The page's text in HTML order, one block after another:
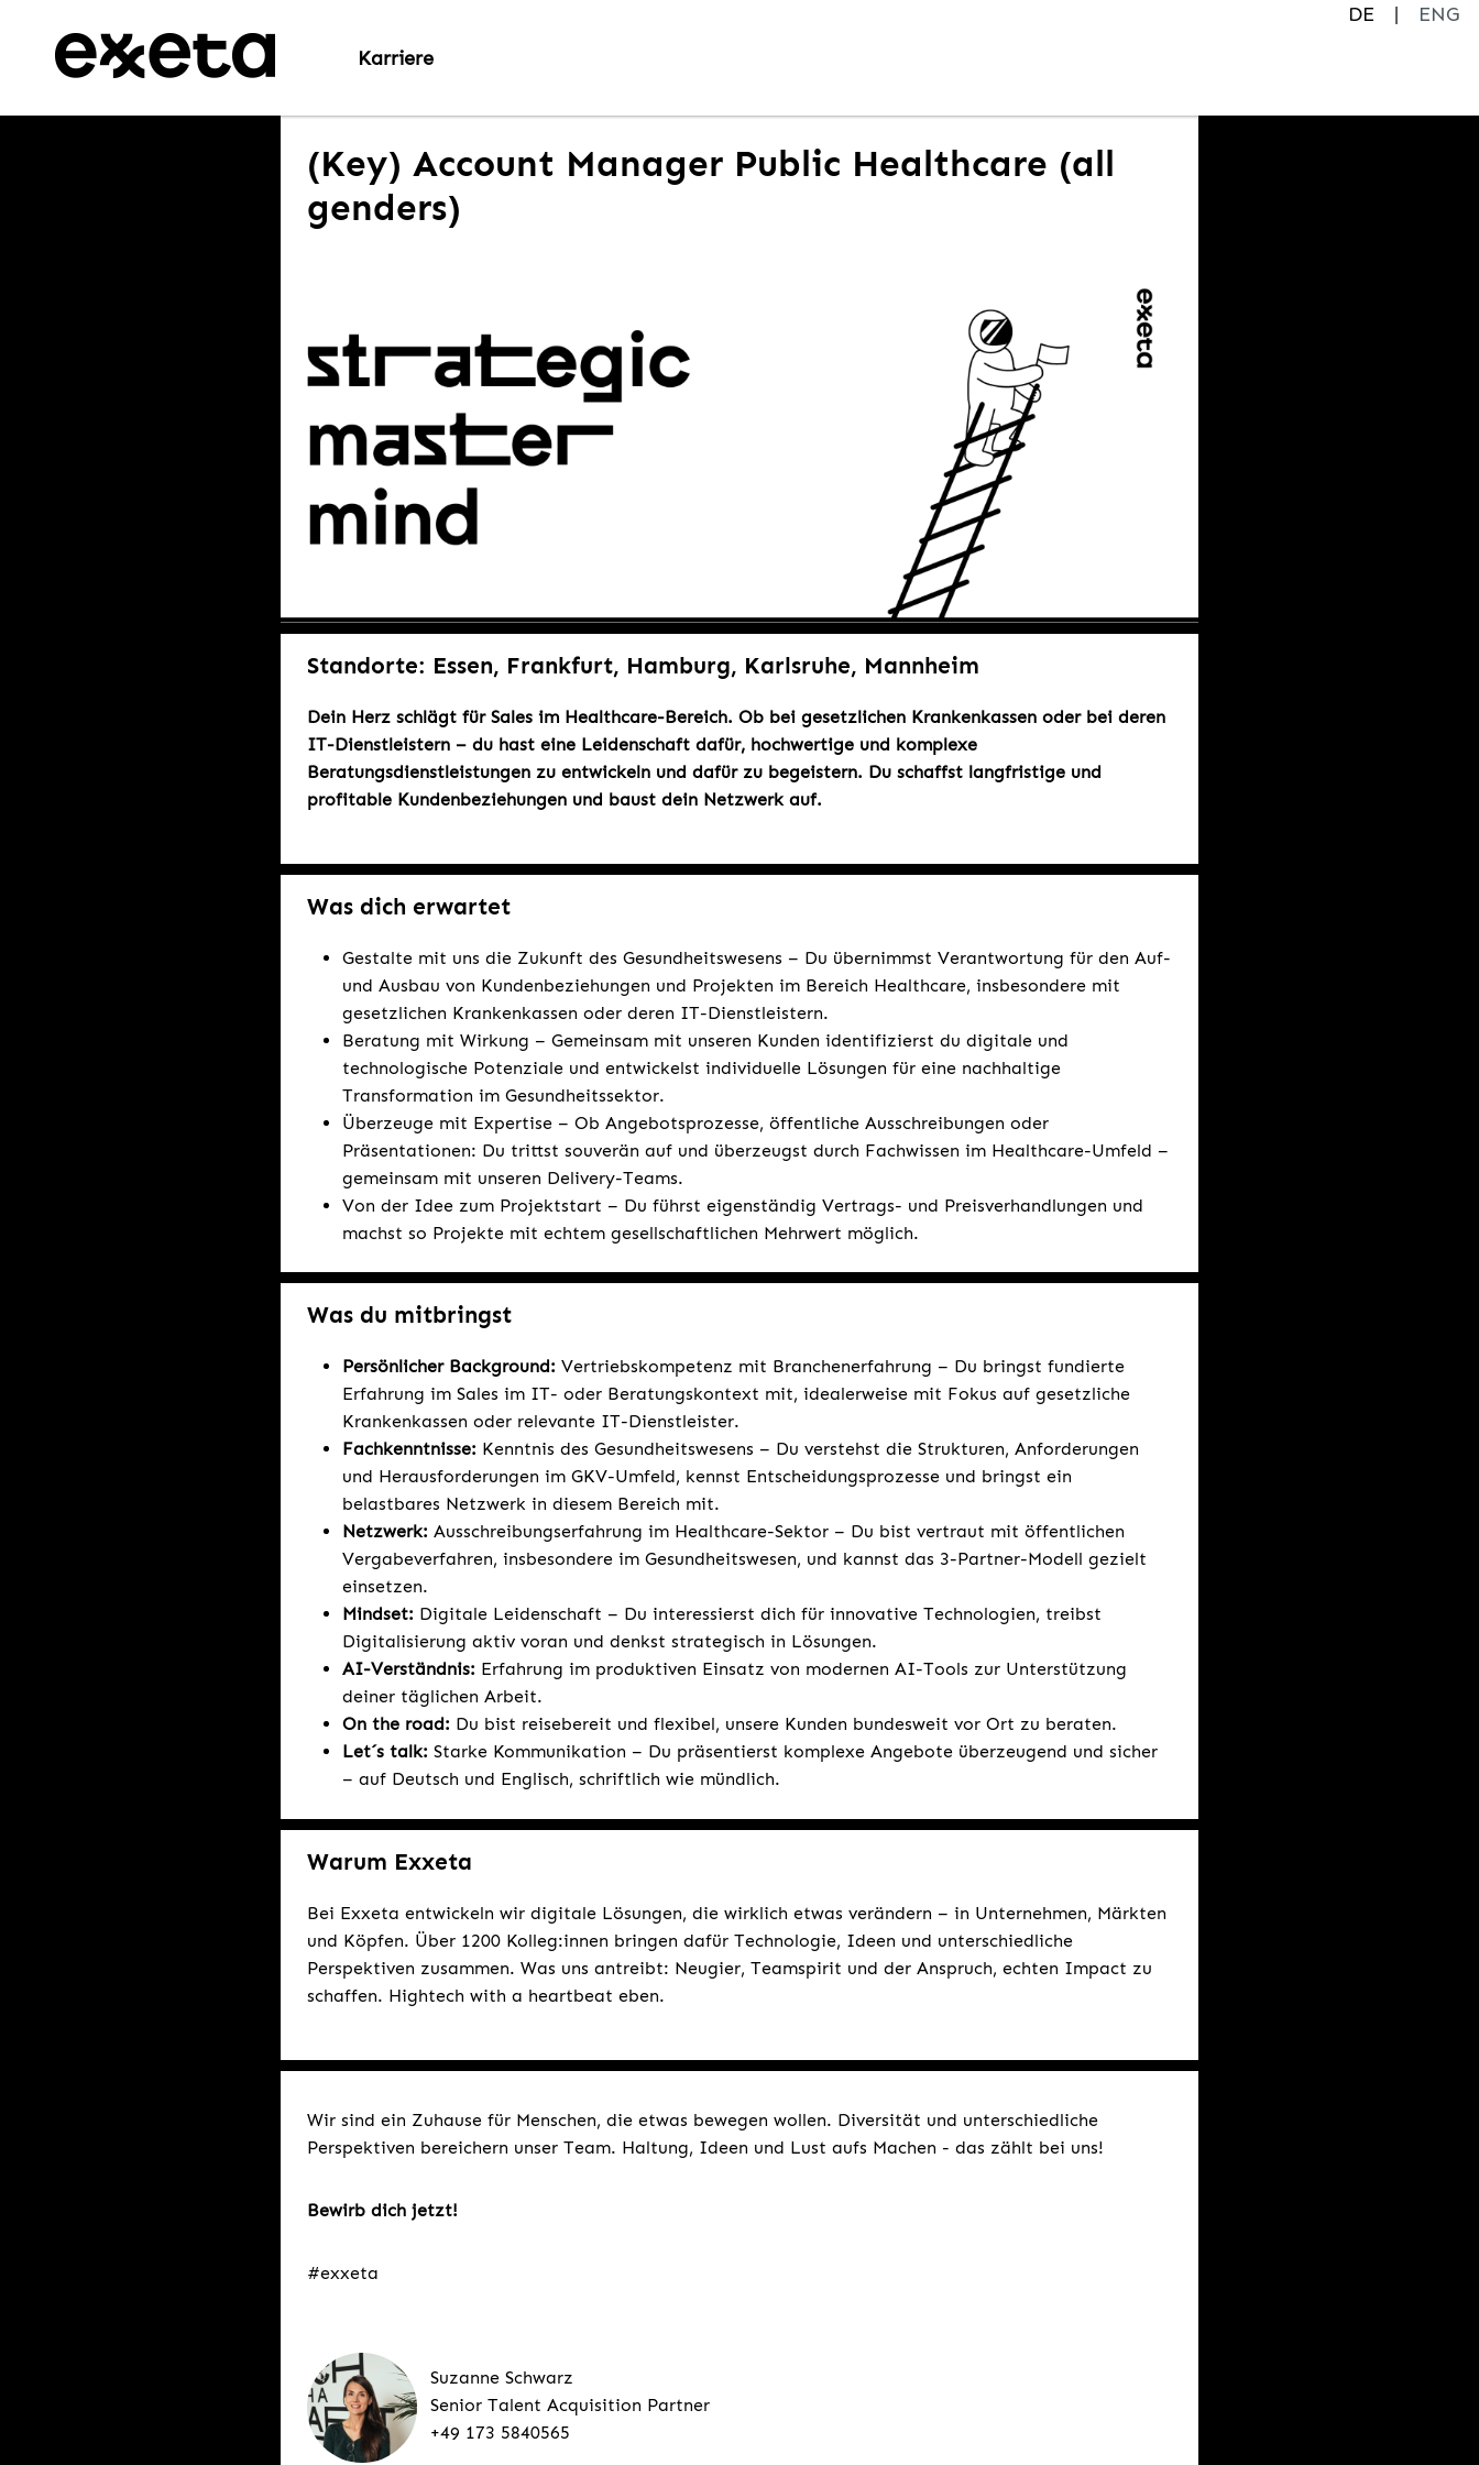
DE
ENG
Karriere
(Key) Account Manager Public Healthcare (all
genders)
Standorte: Essen, Frankfurt, Hamburg, Karlsruhe, Mannheim
Dein Herz schlägt für Sales im Healthcare-Bereich. Ob bei gesetzlichen Krankenkassen oder bei deren
IT-Dienstleistern – du hast eine Leidenschaft dafür, hochwertige und komplexe
Beratungsdienstleistungen zu entwickeln und dafür zu begeistern. Du schaffst langfristige und
profitable Kundenbeziehungen und baust dein Netzwerk auf.
Was dich erwartet
Gestalte mit uns die Zukunft des Gesundheitswesens – Du übernimmst Verantwortung für den Auf-
und Ausbau von Kundenbeziehungen und Projekten im Bereich Healthcare, insbesondere mit
gesetzlichen Krankenkassen oder deren IT-Dienstleistern.
Beratung mit Wirkung – Gemeinsam mit unseren Kunden identifizierst du digitale und
technologische Potenziale und entwickelst individuelle Lösungen für eine nachhaltige
Transformation im Gesundheitssektor.
Überzeuge mit Expertise – Ob Angebotsprozesse, öffentliche Ausschreibungen oder
Präsentationen: Du trittst souverän auf und überzeugst durch Fachwissen im Healthcare-Umfeld –
gemeinsam mit unseren Delivery-Teams.
Von der Idee zum Projektstart – Du führst eigenständig Vertrags- und Preisverhandlungen und
machst so Projekte mit echtem gesellschaftlichen Mehrwert möglich.
Was du mitbringst
Persönlicher Background: Vertriebskompetenz mit Branchenerfahrung – Du bringst fundierte
Erfahrung im Sales im IT- oder Beratungskontext mit, idealerweise mit Fokus auf gesetzliche
Krankenkassen oder relevante IT-Dienstleister.
Fachkenntnisse: Kenntnis des Gesundheitswesens – Du verstehst die Strukturen, Anforderungen
und Herausforderungen im GKV-Umfeld, kennst Entscheidungsprozesse und bringst ein
belastbares Netzwerk in diesem Bereich mit.
Netzwerk: Ausschreibungserfahrung im Healthcare-Sektor – Du bist vertraut mit öffentlichen
Vergabeverfahren, insbesondere im Gesundheitswesen, und kannst das 3-Partner-Modell gezielt
einsetzen.
Mindset: Digitale Leidenschaft – Du interessierst dich für innovative Technologien, treibst
Digitalisierung aktiv voran und denkst strategisch in Lösungen.
AI-Verständnis: Erfahrung im produktiven Einsatz von modernen AI-Tools zur Unterstützung
deiner täglichen Arbeit.
On the road: Du bist reisebereit und flexibel, unsere Kunden bundesweit vor Ort zu beraten.
Let´s talk: Starke Kommunikation – Du präsentierst komplexe Angebote überzeugend und sicher
– auf Deutsch und Englisch, schriftlich wie mündlich.
Warum Exxeta
Bei Exxeta entwickeln wir digitale Lösungen, die wirklich etwas verändern – in Unternehmen, Märkten
und Köpfen. Über 1200 Kolleg:innen bringen dafür Technologie, Ideen und unterschiedliche
Perspektiven zusammen. Was uns antreibt: Neugier, Teamspirit und der Anspruch, echten Impact zu
schaffen. Hightech with a heartbeat eben.
Wir sind ein Zuhause für Menschen, die etwas bewegen wollen. Diversität und unterschiedliche
Perspektiven bereichern unser Team. Haltung, Ideen und Lust aufs Machen - das zählt bei uns!
Bewirb dich jetzt!
#exxeta
Suzanne Schwarz
Senior Talent Acquisition Partner
+49 173 5840565